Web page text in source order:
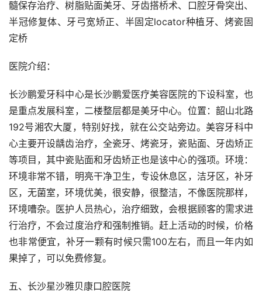
髓保存治疗、树脂贴面美牙、牙齿搭桥术、口腔牙骨突出、
半冠修复体、牙弓宽矫正、半固定locator种植牙、烤瓷固
定桥
医院介绍：
长沙鹏爱牙科中心是长沙鹏爱医疗美容医院的下设科室，也
是重点发展科室，二楼整层都是美牙中心。位置：韶山北路
192号湘农大厦，特别好找，就在公交站旁边。美容牙科中
心主要开设龋齿治疗，全瓷牙、烤瓷牙，瓷贴面、牙齿矫正
等项目，其中瓷贴面和牙齿矫正也是该中心的强项。环境：
环境非常不错，明亮干净卫生，专设休息区，洁牙区，补牙
区，无菌室，环境优美，很安静，很整洁，不像医院那样，
环境嘈杂。医护人员热心，治疗细致，会根据顾客的需求进
行治疗，不会过度治疗和强制推销。赶上活动的时候，价格
也非常便宜，补牙一颗有时候只需100左右，而且一年内如
果掉了，可以免费修复。
五、长沙星沙雅贝康口腔医院